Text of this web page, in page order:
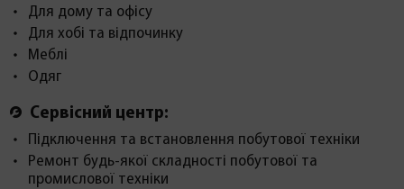
Для дому та офісу
Для хобі та відпочинку
Меблі
Одяг
Сервісний центр:
Підключення та встановлення побутової техніки
Ремонт будь-якої складності побутової та
промислової техніки